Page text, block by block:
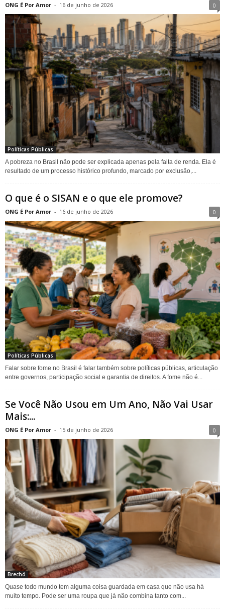
ONG É Por Amor - 16 de junho de 2026 0
Políticas Públicas
A pobreza no Brasil não pode ser explicada apenas pela falta de renda. Ela é
resultado de um processo histórico profundo, marcado por exclusão,...
O que é o SISAN e o que ele promove?
ONG É Por Amor - 16 de junho de 2026 0
Políticas Públicas
Falar sobre fome no Brasil é falar também sobre políticas públicas, articulação
entre governos, participação social e garantia de direitos. A fome não é...
Se Você Não Usou em Um Ano, Não Vai Usar
Mais:...
ONG É Por Amor - 15 de junho de 2026 0
Brechó
Quase todo mundo tem alguma coisa guardada em casa que não usa há
muito tempo. Pode ser uma roupa que já não combina tanto com...